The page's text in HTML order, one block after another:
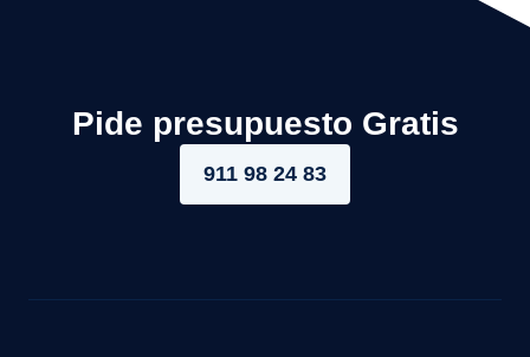
Pide presupuesto Gratis
911 98 24 83